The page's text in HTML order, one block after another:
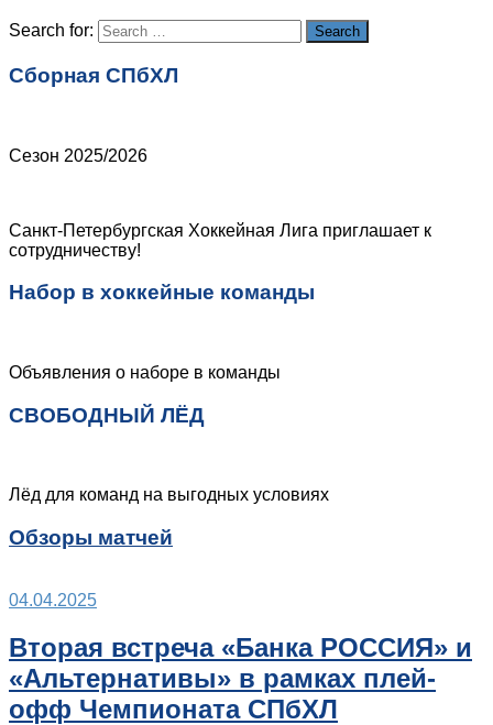
Search for: Search
Сборная СПбХЛ
Сезон 2025/2026
Санкт-Петербургская Хоккейная Лига приглашает к
сотрудничеству!
Набор в хоккейные команды
Объявления о наборе в команды
СВОБОДНЫЙ ЛЁД
Лёд для команд на выгодных условиях
Обзоры матчей
04.04.2025
Вторая встреча «Банка РОССИЯ» и
«Альтернативы» в рамках плей-
офф Чемпионата СПбХЛ